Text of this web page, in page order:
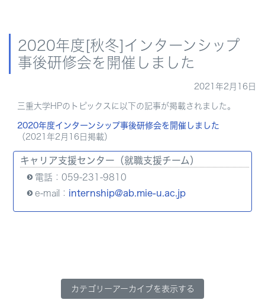
2020年度[秋冬]インターンシップ
事後研修会を開催しました
2021年2月16日
三重大学HPのトピックスに以下の記事が掲載されました。
2020年度インターンシップ事後研修会を開催しました
（2021年2月16日掲載）
キャリア支援センター（就職支援チーム）
電話：059-231-9810
e-mail： internship@ab.mie-u.ac.jp
カテゴリーアーカイブを表示する